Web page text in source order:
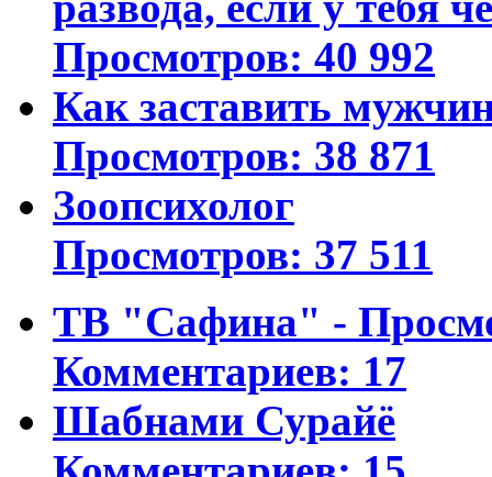
Просмотров: 40 992
Как заставить
Просмотров: 38 871
Зоопсихолог
Просмотров: 37 511
ТВ "Сафина" -
Комментариев: 17
Шабнами Сурайё